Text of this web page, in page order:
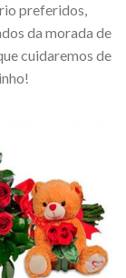
preferidos,
da morada de
cuidaremos de